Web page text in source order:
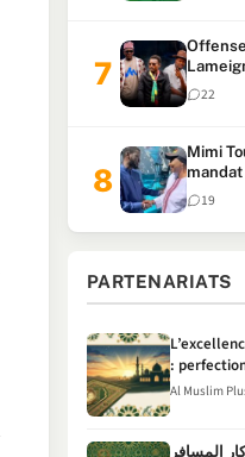
Ndiaye
22
Mimi
faire
19
PARTENARIATS
:
Al Muslim
المسافر